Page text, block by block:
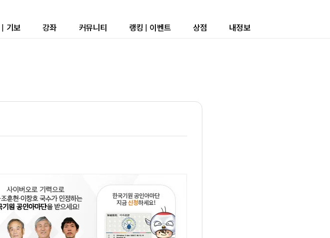
| 기보 강좌 커뮤니티 랭킹 | 이벤트 상점 내정보